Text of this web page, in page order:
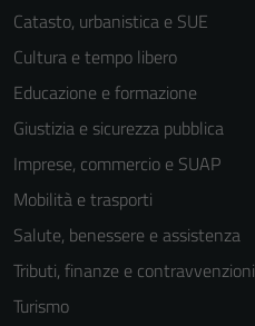
Catasto, urbanistica e SUE
Cultura e tempo libero
Educazione e formazione
Giustizia e sicurezza pubblica
Imprese, commercio e SUAP
Mobilità e trasporti
Salute, benessere e assistenza
Tributi, finanze e contravvenzioni
Turismo